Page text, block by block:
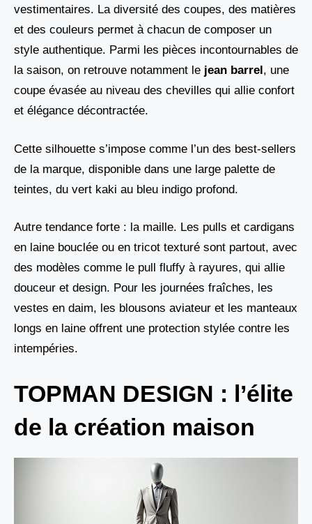
vestimentaires. La diversité des coupes, des matières
et des couleurs permet à chacun de composer un
style authentique. Parmi les pièces incontournables de
la saison, on retrouve notamment le jean barrel , une
coupe évasée au niveau des chevilles qui allie confort
et élégance décontractée.
Cette silhouette s’impose comme l’un des best-sellers
de la marque, disponible dans une large palette de
teintes, du vert kaki au bleu indigo profond.
Autre tendance forte : la maille. Les pulls et cardigans
en laine bouclée ou en tricot texturé sont partout, avec
des modèles comme le pull fluffy à rayures, qui allie
douceur et design. Pour les journées fraîches, les
vestes en daim, les blousons aviateur et les manteaux
longs en laine offrent une protection stylée contre les
intempéries.
TOPMAN DESIGN : l’élite
de la création maison